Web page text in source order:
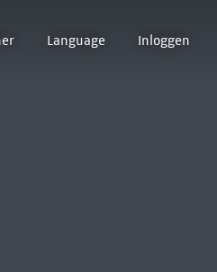
Language Inloggen